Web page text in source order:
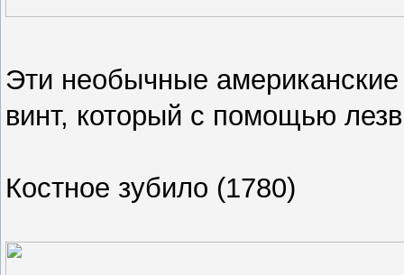
Эти необычные
винт, который с помощью
Костное зубило (1780)